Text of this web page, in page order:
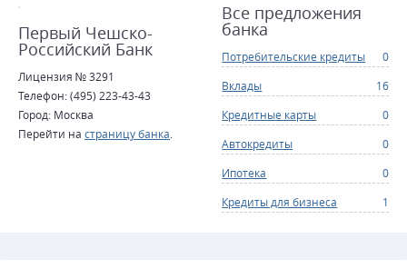
Первый Чешско-
Российский Банк
Лицензия № 3291
Телефон: (495) 223-43-43
Город: Москва
Перейти на страницу банка
Все предложения
банка
Потребительские кредиты
0
Вклады
16
Кредитные карты
0
Автокредиты
0
Ипотека
0
Кредиты для бизнеса
1